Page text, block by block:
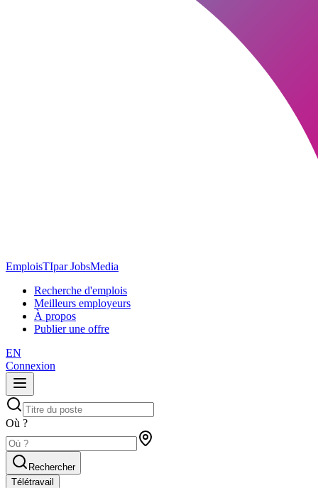
EmploisTIpar JobsMedia
Recherche d'emplois
Meilleurs employeurs
À propos
Publier une offre
EN
Connexion
Où ?
Rechercher
Télétravail